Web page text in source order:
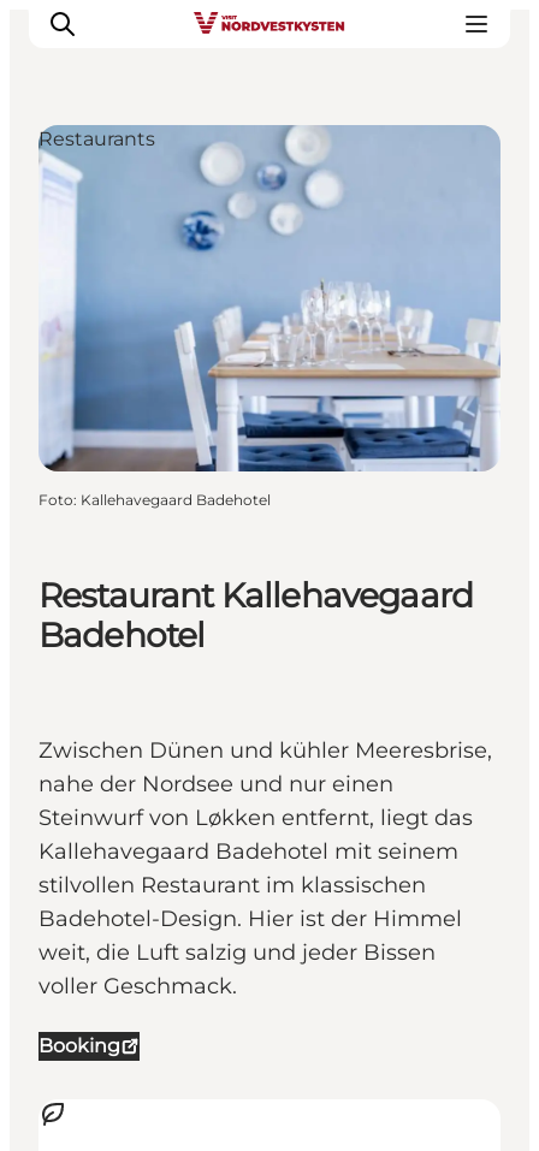
Unterkunft
Mach deine Urlaubsplanung
Restaurant Kallehavegaard
Badehotel
Zwischen Dünen und kühler Meeresbrise,
nahe der Nordsee und nur einen
Steinwurf von Løkken entfernt, liegt das
Kallehavegaard Badehotel mit seinem
stilvollen Restaurant im klassischen
Badehotel-Design. Hier ist der Himmel
weit, die Luft salzig und jeder Bissen
voller Geschmack.
Booking
Restaurants
Foto: Kallehavegaard Badehotel